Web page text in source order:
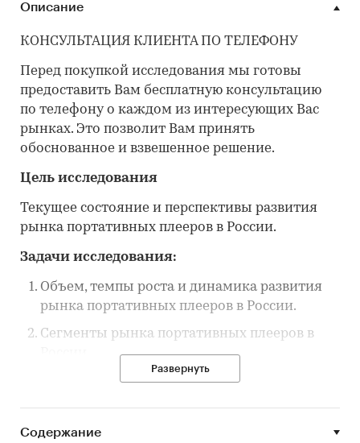
Описание
КОНСУЛЬТАЦИЯ КЛИЕНТА ПО ТЕЛЕФОНУ
Перед покупкой исследования мы готовы
предоставить Вам бесплатную консультацию
по телефону о каждом из интересующих Вас
рынках. Это позволит Вам принять
обоснованное и взвешенное решение.
Цель исследования
Текущее состояние и перспективы развития
рынка портативных плееров в России.
Задачи исследования:
Объем, темпы роста и динамика развития
рынка портативных плееров в России.
Сегменты рынка портативных плееров в
Рыночные доли производителей и брендов
Конкурентная ситуация на рынке
Развернуть
Содержание